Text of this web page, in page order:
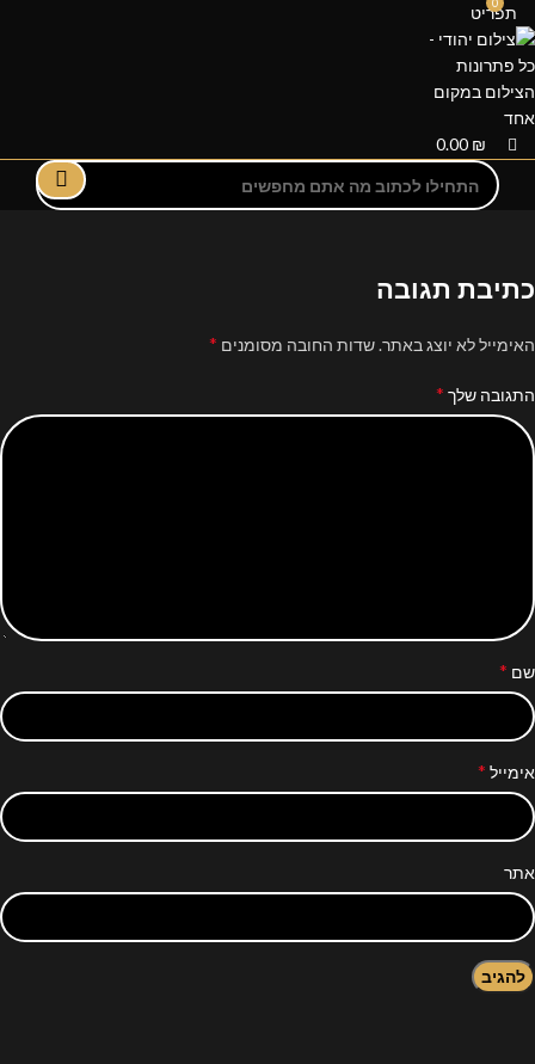
תפריט
0
0.00 ₪
כתיבת תגובה
האימייל לא יוצג באתר.שדות החובה מסומנים *
התגובה שלך *
שם *
אימייל *
אתר